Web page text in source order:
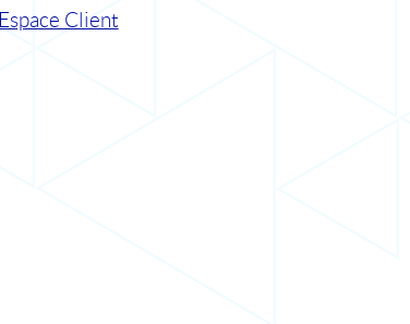
Espace Client